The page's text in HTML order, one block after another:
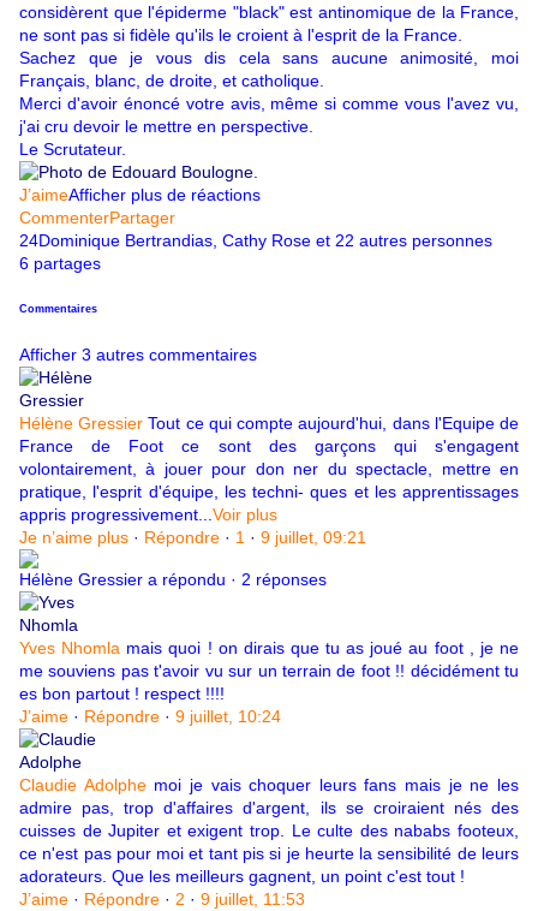
considèrent que l'épiderme "black" est antinomique de la France,
ne sont pas si fidèle qu'ils le croient à l'esprit de la France.
Sachez que je vous dis cela sans aucune animosité, moi
Français, blanc, de droite, et catholique.
Merci d'avoir énoncé votre avis, même si comme vous l'avez vu,
j'ai cru devoir le mettre en perspective.
Le Scrutateur.
J’aimeAfficher plus de réactions
CommenterPartager
24Dominique Bertrandias, Cathy Rose et 22 autres personnes
6 partages
Commentaires
Afficher 3 autres commentaires
Hélène Gressier Tout ce qui compte aujourd'hui, dans l'Equipe de
France de Foot ce sont des garçons qui s'engagent
volontairement, à jouer pour don ner du spectacle, mettre en
pratique, l'esprit d'équipe, les techni- ques et les apprentissages
appris progressivement... Voir plus
Je n’aime plus · Répondre · 1 · 9 juillet, 09:21
Hélène Gressier a répondu · 2 réponses
Yves Nhomla mais quoi ! on dirais que tu as joué au foot , je ne
me souviens pas t'avoir vu sur un terrain de foot !! décidément tu
es bon partout ! respect !!!!
J’aime · Répondre · 9 juillet, 10:24
Claudie Adolphemoi je vais choquer leurs fans mais je ne les
admire pas, trop d'affaires d'argent, ils se croiraient nés des
cuisses de Jupiter et exigent trop. Le culte des nababs footeux,
ce n'est pas pour moi et tant pis si je heurte la sensibilité de leurs
adorateurs. Que les meilleurs gagnent, un point c'est tout !
J’aime · Répondre · 2 · 9 juillet, 11:53